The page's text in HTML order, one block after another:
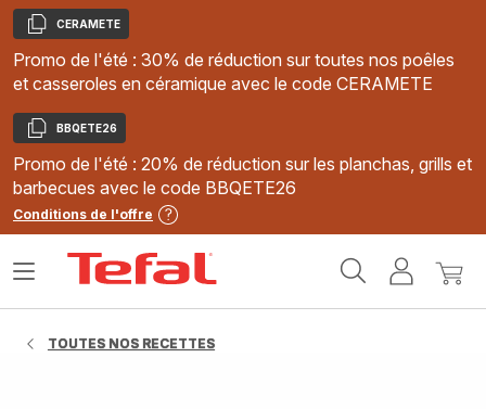
Copier
CERAMETE
Promo de l'été : 30% de réduction sur toutes nos poêles
et casseroles en céramique avec le code CERAMETE
Copier
BBQETE26
Promo de l'été : 20% de réduction sur les planchas, grills et
barbecues avec le code BBQETE26
Conditions de l'offre
MonMon
Ouvrir
TOUTES NOS RECETTES